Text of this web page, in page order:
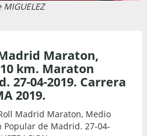
MIGUELEZ
Maraton,
km. Maraton
27-04-2019. Carrera
2019.
Madrid Maraton, Medio
de Madrid. 27-04-